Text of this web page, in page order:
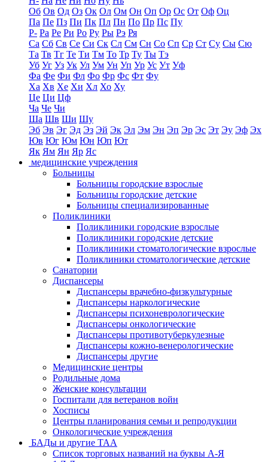
Об Ов Од Оз Ок Ол Ом Он Оп Ор Ос От Оф Оц
Па Пе Пз Пи Пк Пл Пн По Пр Пс Пу
Р- Ра Ре Ри Ро Ру Ры Рэ Ря
Са Сб Св Се Си Ск Сл См Сн Со Сп Ср Ст Су Сы Сю
Та Тв Тг Те Ти Тм То Тр Ту Ты Тэ
Уб Уг Уз Ук Ул Ум Ун Уп Ур Ус Ут Уф
Фа Фе Фи Фл Фо Фр Фс Фт Фу
Ха Хв Хе Хи Хл Хо Ху
Це Ци Цф
Ча Че Чи
Ша Шв Ши Шу
Эб Эв Эг Эд Эз Эй Эк Эл Эм Эн Эп Эр Эс Эт Эу Эф Эх
Юв Юг Юм Юн Юп Ют
Як Ям Ян Яр Яс
медицинские учреждения
Больницы
Больницы городские взрослые
Больницы городские детские
Больницы специализированные
Поликлиники
Поликлиники городские взрослые
Поликлиники городские детские
Поликлиники стоматологические взрослые
Поликлиники стоматологические детские
Санатории
Диспансеры
Диспансеры врачебно-физкультурные
Диспансеры наркологические
Диспансеры психоневрологические
Диспансеры онкологические
Диспансеры противотуберкулезные
Диспансеры кожно-венерологические
Диспансеры другие
Медицинские центры
Родильные дома
Женские консультации
Госпитали для ветеранов войн
Хосписы
Центры планирования семьи и репродукции
Онкологические учреждения
БАДы и другие ТАА
Список торговых названий на буквы А-Я